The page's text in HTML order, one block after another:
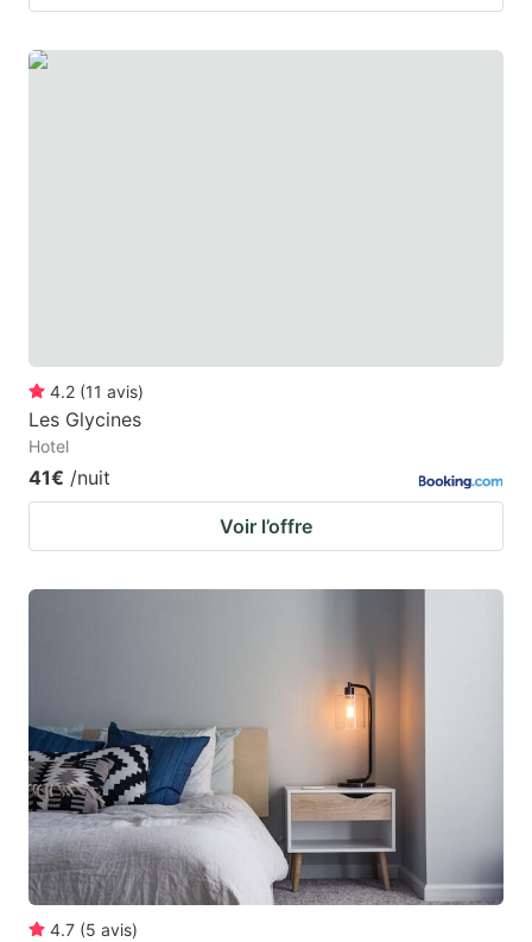
4.2 (11 avis)
Les Glycines
Hotel
41€ /nuit
Voir l’offre
4.7 (5 avis)